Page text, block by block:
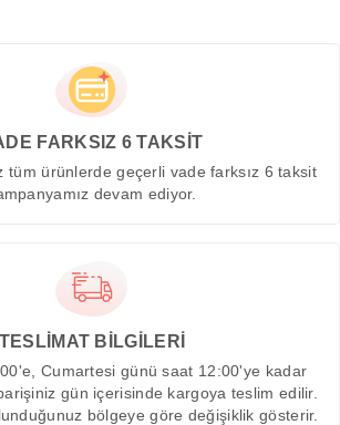
FARKSIZ 6 TAKSİT
tüm ürünlerde geçerli vade farksız 6 taksit
devam ediyor.
TESLİMAT BİLGİLERİ
Cumartesi günü saat 12:00'ye kadar
gün içerisinde kargoya teslim edilir.
bölgeye göre değişiklik gösterir.